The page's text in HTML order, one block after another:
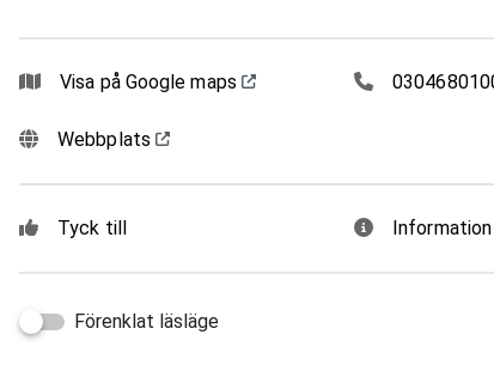
Visa på Google maps
Webbplats
Tyck till
Förenklat läsläge